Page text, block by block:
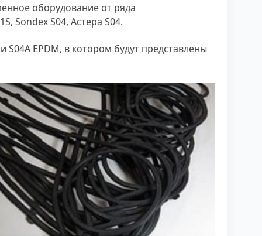
оборудование от ряда
Sondex S04, Астера S04.
EPDM, в котором будут представлены